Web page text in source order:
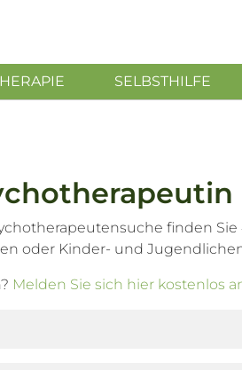
SELBSTHILFE
finden Sie
oder Kinder- und
Melden Sie sich hier kostenlos